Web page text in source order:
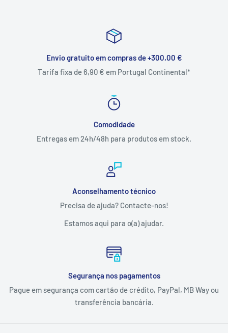
Envio gratuito em compras de +300,00 €
Tarifa fixa de 6,90 € em Portugal Continental*
Comodidade
Entregas em 24h/48h para produtos em stock.
Aconselhamento técnico
Precisa de ajuda? Contacte-nos!
Estamos aqui para o(a) ajudar.
Segurança nos pagamentos
Pague em segurança com cartão de crédito, PayPal, MB Way ou
transferência bancária.